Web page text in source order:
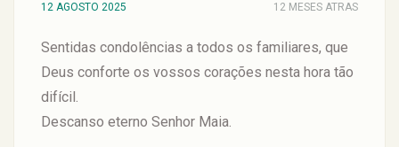
12 AGOSTO 2025 12 MESES ATRAS
Sentidas condolências a todos os familiares, que
Deus conforte os vossos corações nesta hora tão
difícil.
Descanso eterno Senhor Maia.